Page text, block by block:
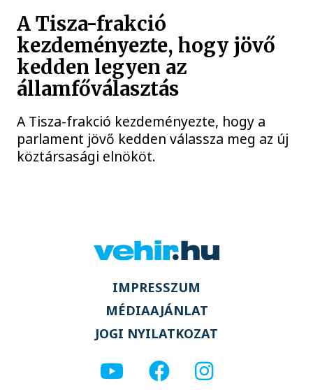
A Tisza-frakció
kezdeményezte, hogy jövő
kedden legyen az
államfőválasztás
A Tisza-frakció kezdeményezte, hogy a
parlament jövő kedden válassza meg az új
köztársasági elnököt.
IMPRESSZUM
MÉDIAAJÁNLAT
JOGI NYILATKOZAT